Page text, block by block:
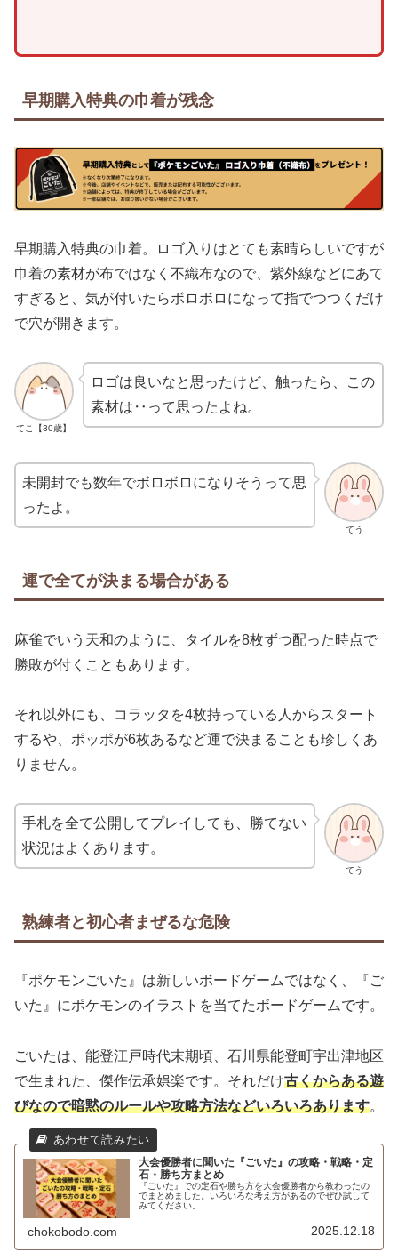
早期購入特典の巾着が残念
早期購入特典の巾着。ロゴ入りはとても素晴らしいですが
巾着の素材が布ではなく不織布なので、紫外線などにあて
すぎると、気が付いたらボロボロになって指でつつくだけ
で穴が開きます。
てこ【30歳】
ロゴは良いなと思ったけど、触ったら、この
素材は‥って思ったよね。
てう
未開封でも数年でボロボロになりそうって思
ったよ。
運で全てが決まる場合がある
麻雀でいう天和のように、タイルを8枚ずつ配った時点で
勝敗が付くこともあります。
それ以外にも、コラッタを4枚持っている人からスタート
するや、ポッポが6枚あるなど運で決まることも珍しくあ
りません。
てう
手札を全て公開してプレイしても、勝てない
状況はよくあります。
熟練者と初心者まぜるな危険
『ポケモンごいた』は新しいボードゲームではなく、『ご
いた』にポケモンのイラストを当てたボードゲームです。
ごいたは、能登江戸時代末期頃、石川県能登町宇出津地区
で生まれた、傑作伝承娯楽です。それだけ古くからある遊
びなので暗黙のルールや攻略方法などいろいろあります。
大会優勝者に聞いた『ごいた』の攻略・戦略・定
石・勝ち方まとめ
『ごいた』での定石や勝ち方を大会優勝者から教わったの
でまとめました。いろいろな考え方があるのでぜひ試して
みてください。
chokobodo.com 2025.12.18